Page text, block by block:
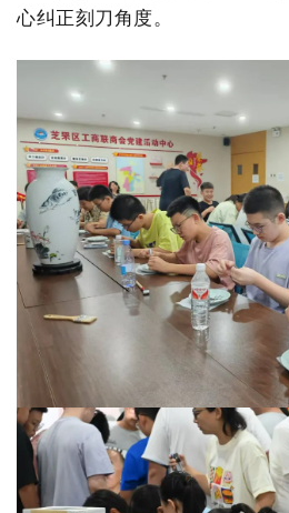
心纠正刻刀角度。